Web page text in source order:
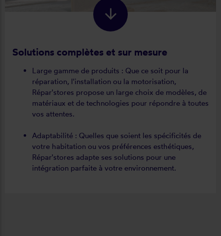
Solutions complètes et sur mesure
Large gamme de produits : Que ce soit pour la
réparation, l'installation ou la motorisation,
Répar'stores propose un large choix de modèles, de
matériaux et de technologies pour répondre à toutes
vos attentes.
Adaptabilité : Quelles que soient les spécificités de
votre habitation ou vos préférences esthétiques,
Répar'stores adapte ses solutions pour une
intégration parfaite à votre environnement.